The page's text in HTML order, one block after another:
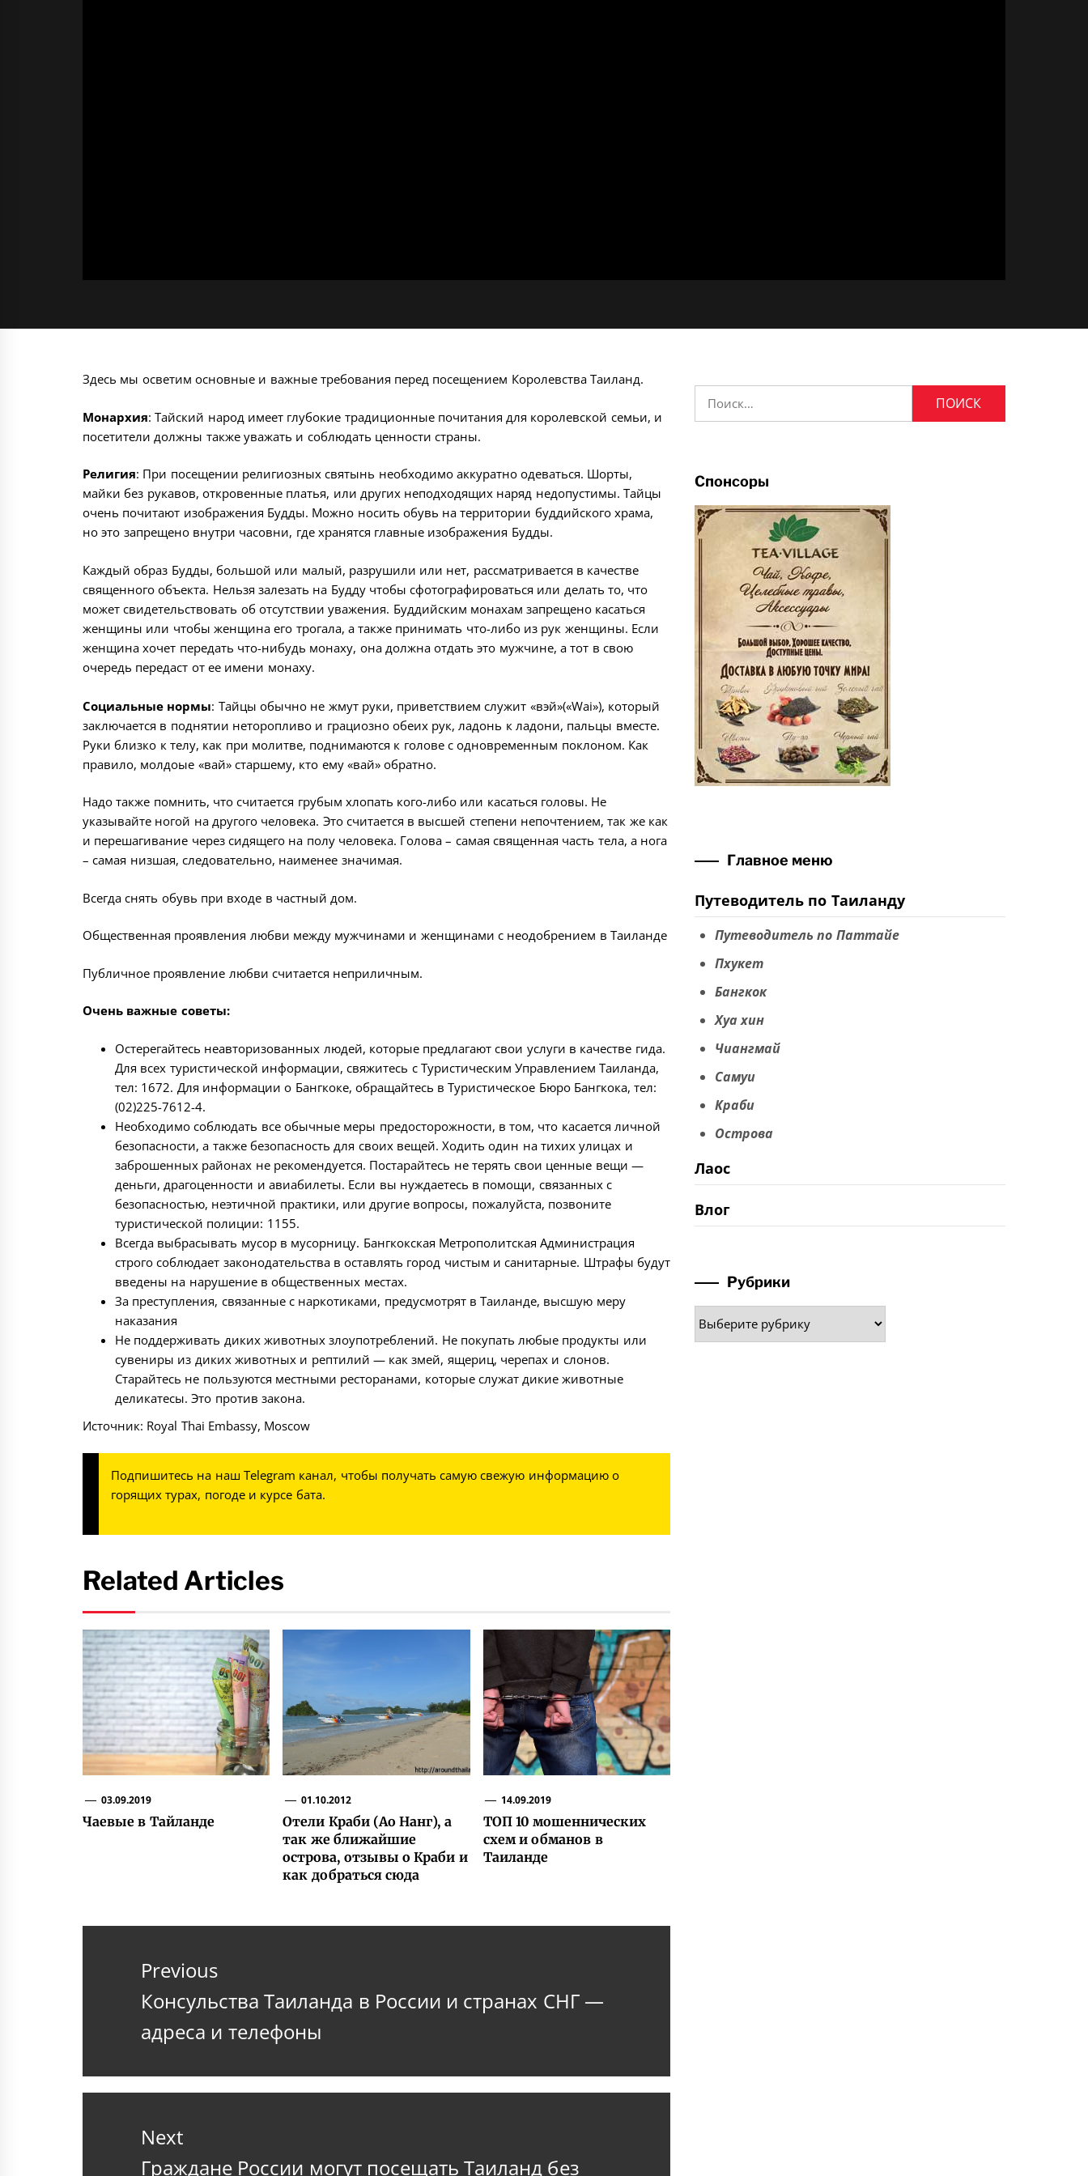
Здесь мы осветим основные и важные требования перед посещением Королевства Таиланд.
Монархия: Тайский народ имеет глубокие традиционные почитания для королевской семьи, и
посетители должны также уважать и соблюдать ценности страны.
Религия: При посещении религиозных святынь необходимо аккуратно одеваться. Шорты,
майки без рукавов, откровенные платья, или других неподходящих наряд недопустимы. Тайцы
очень почитают изображения Будды. Можно носить обувь на территории буддийского храма,
но это запрещено внутри часовни, где хранятся главные изображения Будды.
Каждый образ Будды, большой или малый, разрушили или нет, рассматривается в качестве
священного объекта. Нельзя залезать на Будду чтобы сфотографироваться или делать то, что
может свидетельствовать об отсутствии уважения. Буддийским монахам запрещено касаться
женщины или чтобы женщина его трогала, а также принимать что-либо из рук женщины. Если
женщина хочет передать что-нибудь монаху, она должна отдать это мужчине, а тот в свою
очередь передаст от ее имени монаху.
Социальные нормы: Тайцы обычно не жмут руки, приветствием служит «вэй»(«Wai»), который
заключается в поднятии неторопливо и грациозно обеих рук, ладонь к ладони, пальцы вместе.
Руки близко к телу, как при молитве, поднимаются к голове с одновременным поклоном. Как
правило, молдоые «вай» старшему, кто ему «вай» обратно.
Надо также помнить, что считается грубым хлопать кого-либо или касаться головы. Не
указывайте ногой на другого человека. Это считается в высшей степени непочтением, так же как
и перешагивание через сидящего на полу человека. Голова – самая священная часть тела, а нога
– самая низшая, следовательно, наименее значимая.
Всегда снять обувь при входе в частный дом.
Общественная проявления любви между мужчинами и женщинами с неодобрением в Таиланде
Публичное проявление любви считается неприличным.
Очень важные советы:
Остерегайтесь неавторизованных людей, которые предлагают свои услуги в качестве гида.
Для всех туристической информации, свяжитесь с Туристическим Управлением Таиланда,
тел: 1672. Для информации о Бангкоке, обращайтесь в Туристическое Бюро Бангкока, тел:
(02)225-7612-4.
Необходимо соблюдать все обычные меры предосторожности, в том, что касается личной
безопасности, а также безопасность для своих вещей. Ходить один на тихих улицах и
заброшенных районах не рекомендуется. Постарайтесь не терять свои ценные вещи —
деньги, драгоценности и авиабилеты. Если вы нуждаетесь в помощи, связанных с
безопасностью, неэтичной практики, или другие вопросы, пожалуйста, позвоните
туристической полиции: 1155.
Всегда выбрасывать мусор в мусорницу. Бангкокская Метрополитская Администрация
строго соблюдает законодательства в оставлять город чистым и санитарные. Штрафы будут
введены на нарушение в общественных местах.
За преступления, связанные с наркотиками, предусмотрят в Таиланде, высшую меру
наказания
Не поддерживать диких животных злоупотреблений. Не покупать любые продукты или
сувениры из диких животных и рептилий — как змей, ящериц, черепах и слонов.
Старайтесь не пользуются местными ресторанами, которые служат дикие животные
деликатесы. Это против закона.
Источник: Royal Thai Embassy, Moscow
Подпишитесь на наш Telegram канал, чтобы получать самую свежую информацию о
горящих турах, погоде и курсе бата.
Related Articles
03.09.2019
Чаевые в Тайланде
01.10.2012
Отели Краби (Ао Нанг), а
так же ближайшие
острова, отзывы о Краби и
как добраться сюда
14.09.2019
ТОП 10 мошеннических
схем и обманов в
Таиланде
Навигация
записям
Previous
Previous
post:
Консульства Таиланда в России и странах СНГ —
адреса и телефоны
Next
Next
Граждане России могут посещать Таиланд без
Найти:
Спонсоры
Главное меню
Путеводитель по Таиланду
Путеводитель по Паттайе
Пхукет
Бангкок
Хуа хин
Чиангмай
Самуи
Краби
Острова
Лаос
Влог
Рубрики
Рубрики